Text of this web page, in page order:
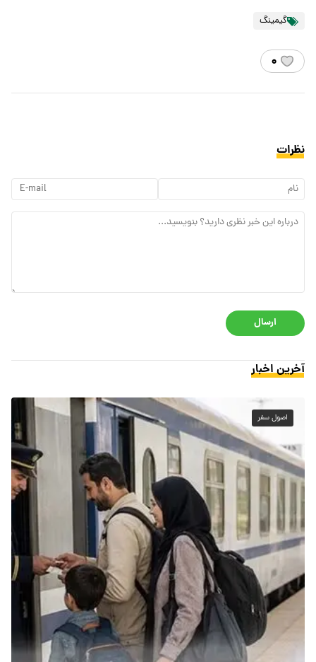
گیمینگ
۰
نظرات
ارسال
آخرین اخبار
اصول سفر